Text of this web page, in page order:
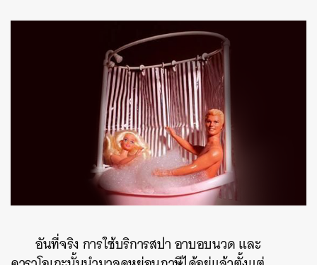
อันที่จริง การใช้บริการสปา อาบอบนวด และ